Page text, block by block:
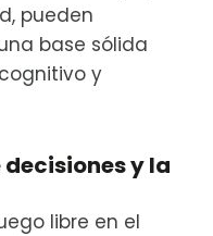
pueden
base sólida
y
y la
libre en el